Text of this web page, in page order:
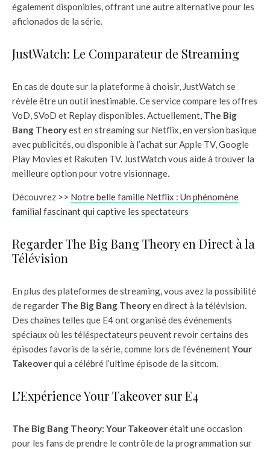
également disponibles, offrant une autre alternative pour les
aficionados de la série.
JustWatch: Le Comparateur de Streaming
En cas de doute sur la plateforme à choisir, JustWatch se
révèle être un outil inestimable. Ce service compare les offres
VoD, SVoD et Replay disponibles. Actuellement, The Big
Bang Theoryest en streaming sur Netflix, en version basique
avec publicités, ou disponible à l’achat sur Apple TV, Google
Play Movies et Rakuten TV. JustWatch vous aide à trouver la
meilleure option pour votre visionnage.
Découvrez >> Notre belle famille Netflix : Un phénomène
familial fascinant qui captive les spectateurs
Regarder The Big Bang Theory en Direct à la
Télévision
En plus des plateformes de streaming, vous avez la possibilité
de regarder The Big Bang Theoryen direct à la télévision.
Des chaînes telles que E4 ont organisé des événements
spéciaux où les téléspectateurs peuvent revoir certains des
épisodes favoris de la série, comme lors de l’événementYour
Takeoverqui a célébré l’ultime épisode de la sitcom.
L’Expérience Your Takeover sur E4
The Big Bang Theory: Your Takeoverétait une occasion
pour les fans de prendre le contrôle de la programmation sur